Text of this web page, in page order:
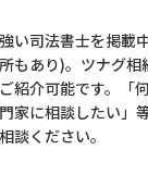
相続登
遺留分
コラム
相続手
い司法書士を掲載
もあり)。ツナグ相
紹介可能です。「
家に相談したい」
談ください。